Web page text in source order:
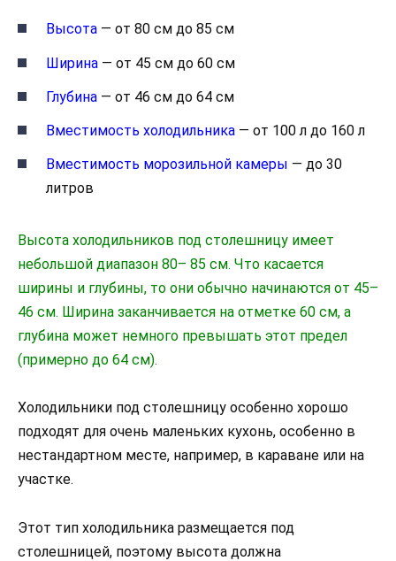
Высота — от 80 см до 85 см
Ширина — от 45 см до 60 см
Глубина — от 46 см до 64 см
Вместимость холодильника — от 100 л до 160 л
Вместимость морозильной камеры — до 30
литров
Высота холодильников под столешницу имеет
небольшой диапазон 80– 85 см. Что касается
ширины и глубины, то они обычно начинаются от 45–
46 см. Ширина заканчивается на отметке 60 см, а
глубина может немного превышать этот предел
(примерно до 64 см).
Холодильники под столешницу особенно хорошо
подходят для очень маленьких кухонь, особенно в
нестандартном месте, например, в караване или на
участке.
Этот тип холодильника размещается под
столешницей, поэтому высота должна